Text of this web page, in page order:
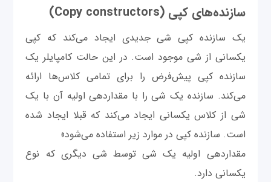
سازنده‌های کپی (Copy constructors)
یک سازنده کپی شی جدیدی ایجاد می‌کند که کپی
یکسانی از شی موجود است. در این حالت کامپایلر یک
سازنده کپی پیش‌فرض را برای تمامی کلاس‌ها ارائه
می‌کند. سازنده یک شی را با مقداردهی اولیه آن با یک
شی از کلاس یکسانی ایجاد می‌کند که قبلا ایجاد شده
است. سازنده کپی در موارد زیر استفاده می‌شود»
مقداردهی اولیه یک شی توسط شی دیگری که نوع
یکسانی دارد.